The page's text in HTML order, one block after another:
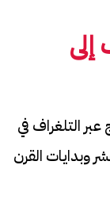
إلى
عبر التلغراف في
وبدايات القرن